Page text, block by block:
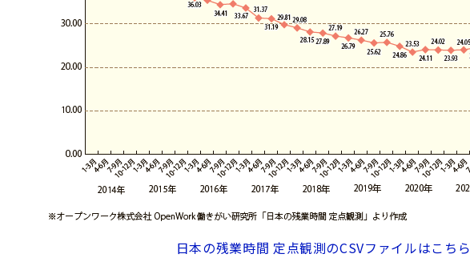
日本の残業時間 定点観測のCSVファイルはこちら